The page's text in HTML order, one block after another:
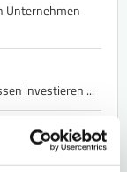
Unternehmen
investieren ...
ist ein ​Aktien​